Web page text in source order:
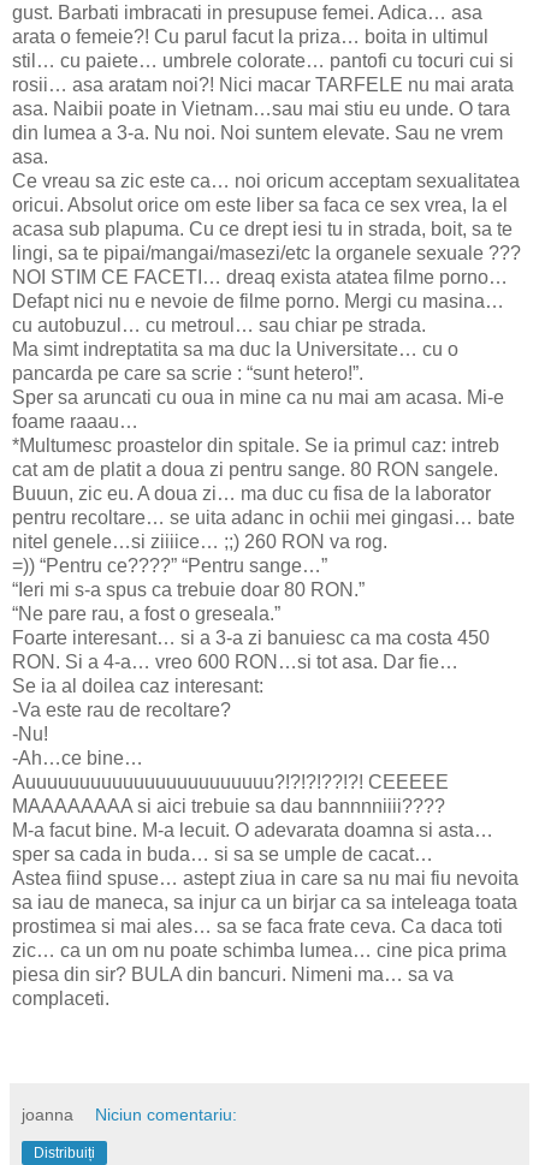
gust. Barbati imbracati in presupuse femei. Adica… asa
arata o femeie?! Cu parul facut la priza… boita in ultimul
stil… cu paiete… umbrele colorate… pantofi cu tocuri cui si
rosii… asa aratam noi?! Nici macar TARFELE nu mai arata
asa. Naibii poate in Vietnam…sau mai stiu eu unde. O tara
din lumea a 3-a. Nu noi. Noi suntem elevate. Sau ne vrem
asa.
Ce vreau sa zic este ca… noi oricum acceptam sexualitatea
oricui. Absolut orice om este liber sa faca ce sex vrea, la el
acasa sub plapuma. Cu ce drept iesi tu in strada, boit, sa te
lingi, sa te pipai/mangai/masezi/etc la organele sexuale ???
NOI STIM CE FACETI… dreaq exista atatea filme porno…
Defapt nici nu e nevoie de filme porno. Mergi cu masina…
cu autobuzul… cu metroul… sau chiar pe strada.
Ma simt indreptatita sa ma duc la Universitate… cu o
pancarda pe care sa scrie : “sunt hetero!”.
Sper sa aruncati cu oua in mine ca nu mai am acasa. Mi-e
foame raaau…
*Multumesc proastelor din spitale. Se ia primul caz: intreb
cat am de platit a doua zi pentru sange. 80 RON sangele.
Buuun, zic eu. A doua zi… ma duc cu fisa de la laborator
pentru recoltare… se uita adanc in ochii mei gingasi… bate
nitel genele…si ziiiice… ;;) 260 RON va rog.
=)) “Pentru ce????” “Pentru sange…”
“Ieri mi s-a spus ca trebuie doar 80 RON.”
“Ne pare rau, a fost o greseala.”
Foarte interesant… si a 3-a zi banuiesc ca ma costa 450
RON. Si a 4-a… vreo 600 RON…si tot asa. Dar fie…
Se ia al doilea caz interesant:
-Va este rau de recoltare?
-Nu!
-Ah…ce bine…
Auuuuuuuuuuuuuuuuuuuuuuu?!?!?!??!?! CEEEEE
MAAAAAAAA si aici trebuie sa dau bannnniiii????
M-a facut bine. M-a lecuit. O adevarata doamna si asta…
sper sa cada in buda… si sa se umple de cacat…
Astea fiind spuse… astept ziua in care sa nu mai fiu nevoita
sa iau de maneca, sa injur ca un birjar ca sa inteleaga toata
prostimea si mai ales… sa se faca frate ceva. Ca daca toti
zic… ca un om nu poate schimba lumea… cine pica prima
piesa din sir? BULA din bancuri. Nimeni ma… sa va
complaceti.
joanna Niciun comentariu:
Distribuiți